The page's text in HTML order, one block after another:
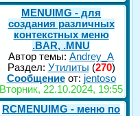
MENUIMG - для
создания различных
контекстных меню
.BAR, .MNU
Автор темы: Andrey_A
Раздел: Утилиты (270)
Сообщениеот: jentoso
Вторник, 22.10.2024, 19:55
RCMENUIMG - меню по